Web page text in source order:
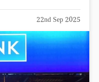
22nd Sep 2025